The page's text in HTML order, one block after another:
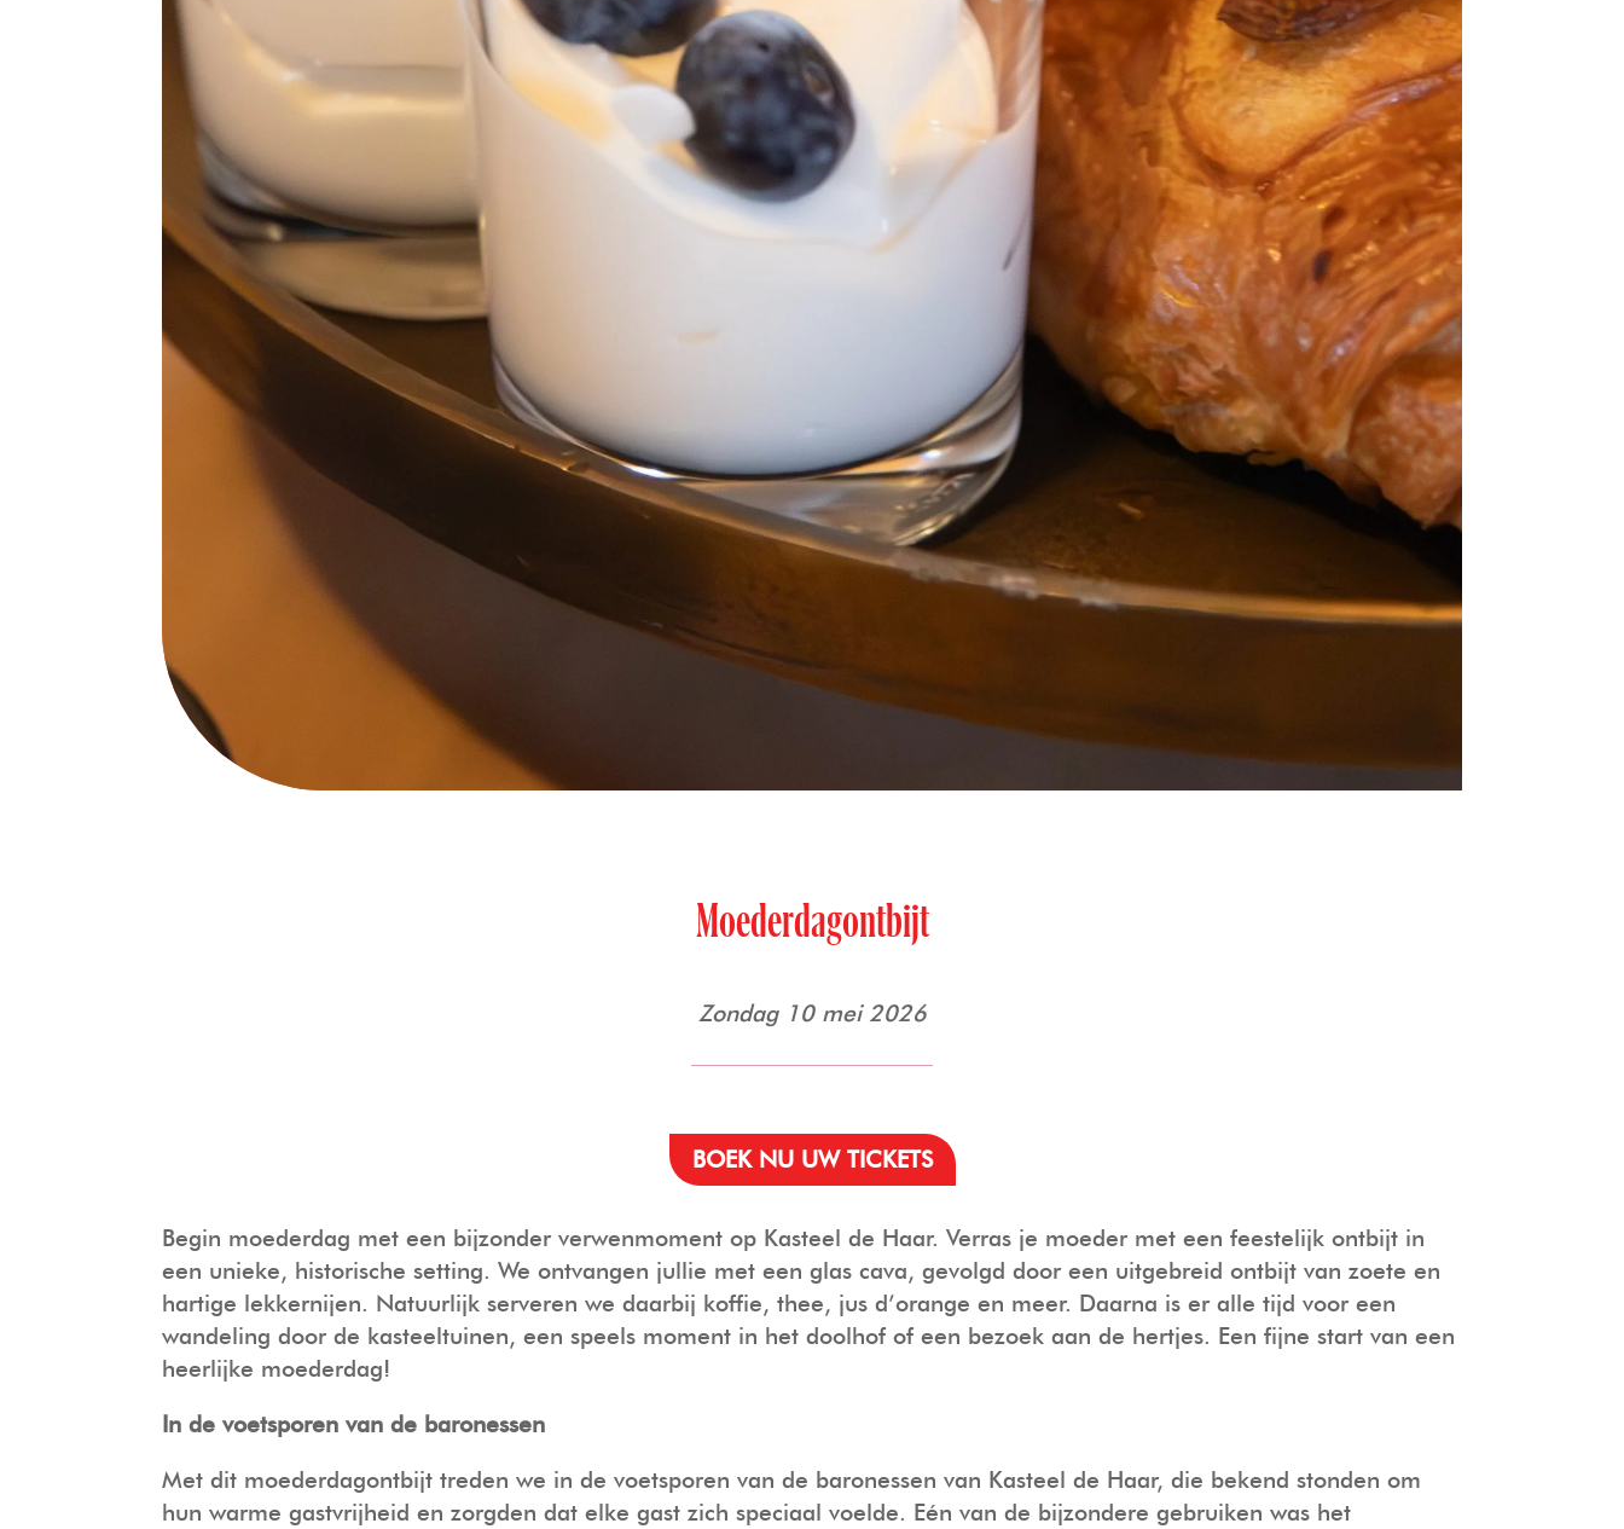
Moederdagontbijt
Zondag 10 mei 2026
BOEK NU UW TICKETS
Begin moederdag met een bijzonder verwenmoment op Kasteel de Haar. Verras je moeder met een feestelijk ontbijt in
een unieke, historische setting. We ontvangen jullie met een glas cava, gevolgd door een uitgebreid ontbijt van zoete en
hartige lekkernijen. Natuurlijk serveren we daarbij koffie, thee, jus d’orange en meer. Daarna is er alle tijd voor een
wandeling door de kasteeltuinen, een speels moment in het doolhof of een bezoek aan de hertjes. Een fijne start van een
heerlijke moederdag!
In de voetsporen van de baronessen
Met dit moederdagontbijt treden we in de voetsporen van de baronessen van Kasteel de Haar, die bekend stonden om
hun warme gastvrijheid en zorgden dat elke gast zich speciaal voelde. Eén van de bijzondere gebruiken was het